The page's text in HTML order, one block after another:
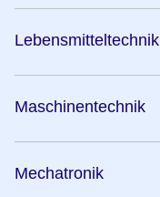
Lebensmitteltechnik
Maschinentechnik
Mechatronik